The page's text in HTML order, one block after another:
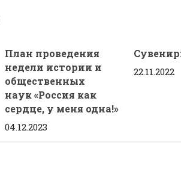
План проведения
недели истории и
общественных
наук «Россия как
сердце, у меня одна!»
04.12.2023
22.11.2022